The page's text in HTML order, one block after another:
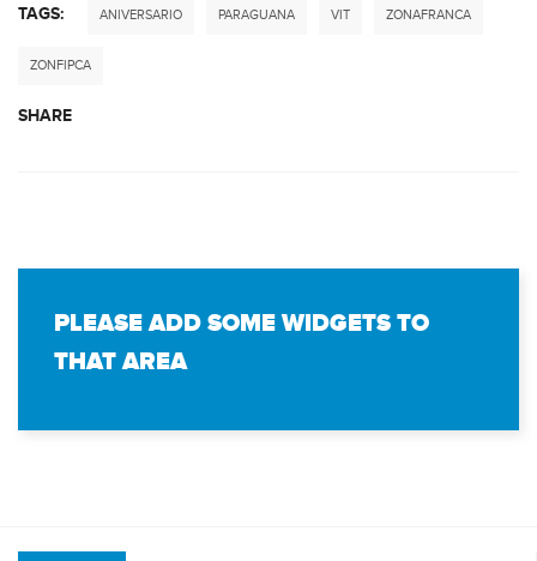
TAGS: ANIVERSARIO PARAGUANA VIT ZONAFRANCA
ZONFIPCA
SHARE
PLEASE ADD SOME WIDGETS TO
THAT AREA